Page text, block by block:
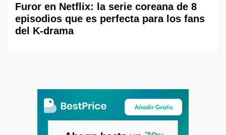
Furor en Netflix: la serie coreana de 8
episodios que es perfecta para los fans
del K-drama